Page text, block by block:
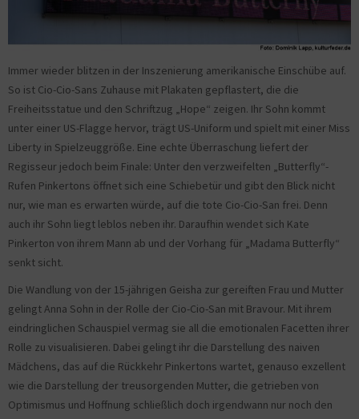
Immer wieder blitzen in der Inszenierung amerikanische Einschübe auf.
So ist Cio-Cio-Sans Zuhause mit Plakaten gepflastert, die die
Freiheitsstatue und den Schriftzug „Hope“ zeigen. Ihr Sohn kommt
unter einer US-Flagge hervor, trägt US-Uniform und spielt mit einer Miss
Liberty in Spielzeuggröße. Eine echte Überraschung liefert der
Regisseur jedoch beim Finale: Unter den verzweifelten „Butterfly“-
Rufen Pinkertons öffnet sich eine Schiebetür und gibt den Blick nicht
nur, wie man es erwarten würde, auf die tote Cio-Cio-San frei. Denn
auch ihr Sohn liegt leblos neben ihr. Daraufhin wendet sich Kate
Pinkerton von ihrem Mann ab und der Vorhang für „Madama Butterfly“
senkt sicht.
Die Wandlung von der 15-jährigen Geisha zur gereiften Frau und Mutter
gelingt Anna Sohn in der Rolle der Cio-Cio-San mit Bravour. Mit ihrem
eindringlichen Schauspiel vermag sie all die emotionalen Facetten ihrer
Rolle zu visualisieren. Dabei gelingt ihr die Darstellung des naiven
Mädchens, das auf die Rückkehr Pinkertons wartet, genauso exzellent
wie die Darstellung der treusorgenden Mutter, die getrieben von
Optimismus und Hoffnung schließlich doch irgendwann nur noch den